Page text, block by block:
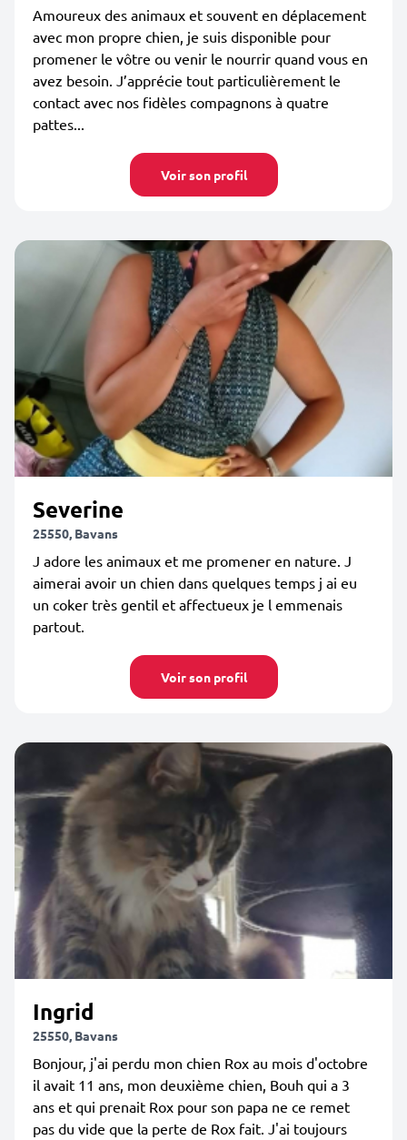
Amoureux des animaux et souvent en déplacement
avec mon propre chien, je suis disponible pour
promener le vôtre ou venir le nourrir quand vous en
avez besoin. J’apprécie tout particulièrement le
contact avec nos fidèles compagnons à quatre
pattes...
Voir son profil
Severine
25550, Bavans
J adore les animaux et me promener en nature. J
aimerai avoir un chien dans quelques temps j ai eu
un coker très gentil et affectueux je l emmenais
partout.
Voir son profil
Ingrid
25550, Bavans
Bonjour, j'ai perdu mon chien Rox au mois d'octobre
il avait 11 ans, mon deuxième chien, Bouh qui a 3
ans et qui prenait Rox pour son papa ne ce remet
pas du vide que la perte de Rox fait. J'ai toujours